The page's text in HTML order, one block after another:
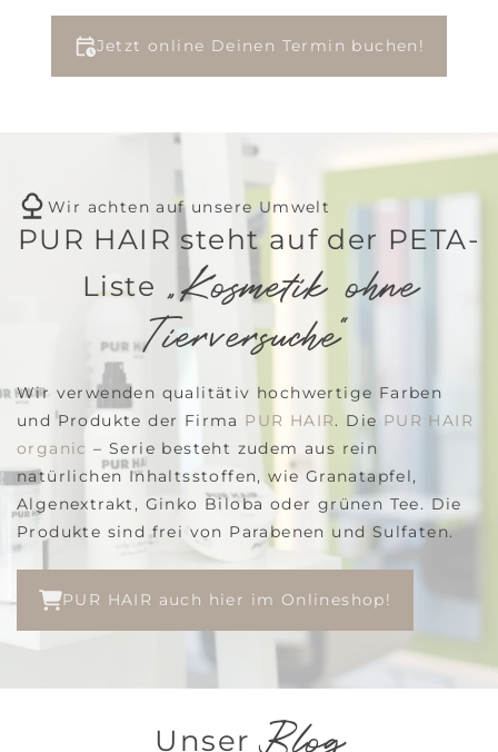
Jetzt online Deinen Termin buchen!
Wir achten auf unsere Umwelt
PUR HAIR steht auf der PETA-
Liste „Kosmetik ohne
Tierversuche“
Wir verwenden qualitätiv hochwertige Farben
und Produkte der Firma PUR HAIR. Die PUR HAIR
organic – Serie besteht zudem aus rein
natürlichen Inhaltsstoffen, wie Granatapfel,
Algenextrakt, Ginko Biloba oder grünen Tee. Die
Produkte sind frei von Parabenen und Sulfaten.
PUR HAIR auch hier im Onlineshop!
UnserBlog